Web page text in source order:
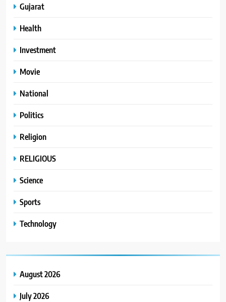
Gujarat
Health
Investment
Movie
National
Politics
Religion
RELIGIOUS
Science
Sports
Technology
August 2026
July 2026